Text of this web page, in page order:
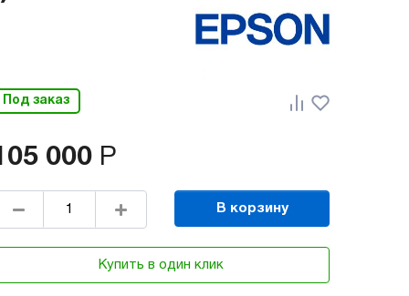
Под заказ
000 Р
В корзину
Купить в один клик